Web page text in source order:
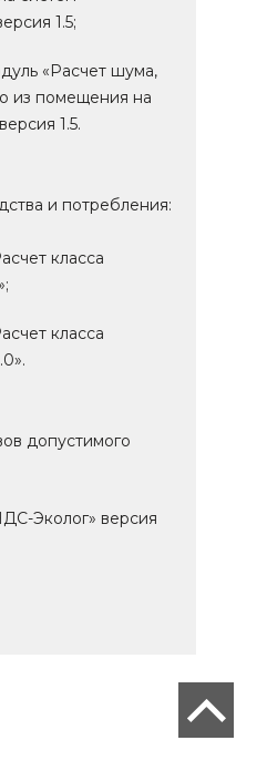
1.5;
«Расчет шума,
из помещения на
1.5.
и потребления:
класса
класса
допустимого
Эколог» версия